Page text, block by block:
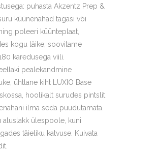
puhasta Akzentz Prep &
küünenahad tagasi või
poleeri küünteplaat,
kogu läike, soovitame
karedusega viili.
pealekandmine
ühtlane kiht LUXIO Base
hoolikalt surudes pintslit
ilma seda puudutamata.
aluslakk ülespoole, kuni
täieliku katvuse. Kuivata